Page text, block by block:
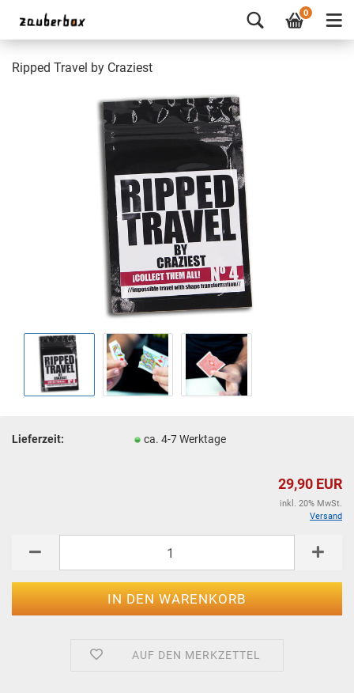
0
Ripped Travel by Craziest
Lieferzeit: ca. 4-7 Werktage
29,90 EUR
inkl. 20% MwSt.
Versand
AUF DEN MERKZETTEL